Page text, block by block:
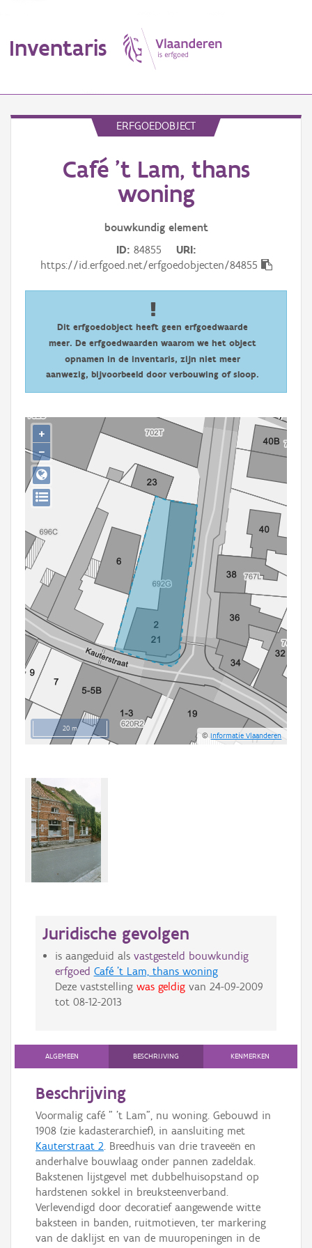
Inventaris
Erfgoedobject
Gebeurtenis
Downloads
Hergebruik
ERFGOEDOBJECT
Café 't Lam, thans
woning
bouwkundig element
ID 84855
URI
https://id.erfgoed.net/erfgoedobjecten/84855
Dit erfgoedobject heeft geen erfgoedwaarde
meer. De erfgoedwaarden waarom we het object
opnamen in de inventaris, zijn niet meer
aanwezig, bijvoorbeeld door verbouwing of sloop.
20 m
©Informatie Vlaanderen
+
−
Juridische gevolgen
is aangeduid als vastgesteld bouwkundig
erfgoed Café 't Lam, thans woning
Deze vaststelling was geldigvan 24-09-2009
tot 08-12-2013
ALGEMEEN BESCHRIJVING KENMERKEN
Beschrijving
Voormalig café " 't Lam", nu woning. Gebouwd in
1908 (zie kadasterarchief), in aansluiting met
Kauterstraat 2. Breedhuis van drie traveeën en
anderhalve bouwlaag onder pannen zadeldak.
Bakstenen lijstgevel met dubbelhuisopstand op
hardstenen sokkel in breuksteenverband.
Verlevendigd door decoratief aangewende witte
baksteen in banden, ruitmotieven, ter markering
van de daklijst en van de muuropeningen in de